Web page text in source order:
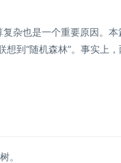
杂也是一个重要原因。本
到“随机森林”。事实上
。